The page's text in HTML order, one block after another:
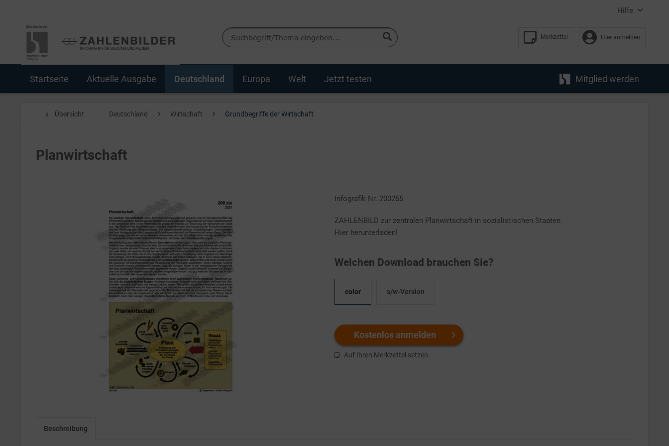
Hilfe
Merkzettel Hier anmelden
Startseite Aktuelle Ausgabe Deutschland Europa Welt Jetzt testen Mitglied werden
Übersicht Deutschland Wirtschaft Grundbegriffe der Wirtschaft
Planwirtschaft
Infografik Nr. 200255
ZAHLENBILD zur zentralen Planwirtschaft in sozialistischen Staaten.
Hier herunterladen!
Welchen Download brauchen Sie?
color s/w-Version
Kostenlos anmelden
Auf Ihren Merkzettel setzen
Beschreibung